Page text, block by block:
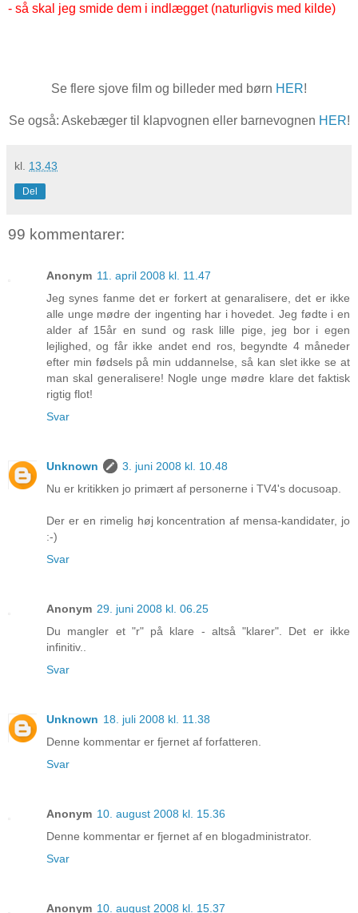
- så skal jeg smide dem i indlægget (naturligvis med kilde)
Se flere sjove film og billeder med børn HER!
Se også: Askebæger til klapvognen eller barnevognen HER!
kl. 13.43
Del
99 kommentarer:
Anonym 11. april 2008 kl. 11.47
Jeg synes fanme det er forkert at genaralisere, det er ikke
alle unge mødre der ingenting har i hovedet. Jeg fødte i en
alder af 15år en sund og rask lille pige, jeg bor i egen
lejlighed, og får ikke andet end ros, begyndte 4 måneder
efter min fødsels på min uddannelse, så kan slet ikke se at
man skal generalisere! Nogle unge mødre klare det faktisk
rigtig flot!
Svar
Unknown
3. juni 2008 kl. 10.48
Nu er kritikken jo primært af personerne i TV4's docusoap.
Der er en rimelig høj koncentration af mensa-kandidater, jo
:-)
Svar
Anonym 29. juni 2008 kl. 06.25
Du mangler et "r" på klare - altså "klarer". Det er ikke
infinitiv..
Svar
Unknown 18. juli 2008 kl. 11.38
Denne kommentar er fjernet af forfatteren.
Svar
Anonym 10. august 2008 kl. 15.36
Denne kommentar er fjernet af en blogadministrator.
Svar
Anonym 10. august 2008 kl. 15.37